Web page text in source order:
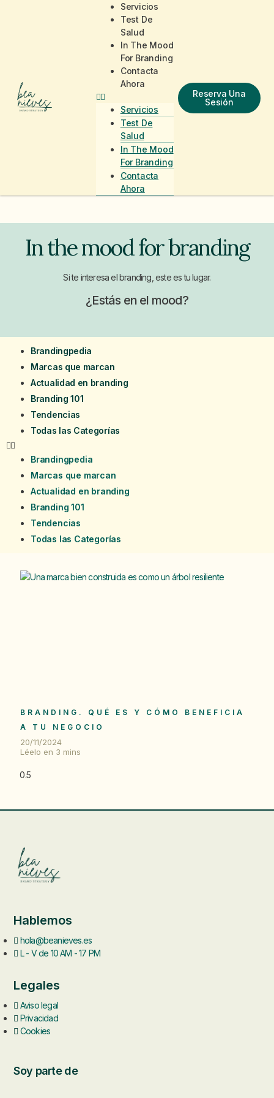
Servicios
Test De
Salud
In The Mood
For Branding
Contacta
Ahora
Servicios
Test De
Salud
In The Mood
For Branding
Contacta
Ahora
Reserva Una
Sesión
In the mood for branding
Si te interesa el branding, este es tu lugar.
¿Estás en el mood?
Brandingpedia
Marcas que marcan
Actualidad en branding
Branding 101
Tendencias
Todas las Categorías
Brandingpedia
Marcas que marcan
Actualidad en branding
Branding 101
Tendencias
Todas las Categorías
BRANDING. QUÉ ES Y CÓMO BENEFICIA
A TU NEGOCIO
20/11/2024
Léelo en 3 mins
Hablemos
hola@beanieves.es
L - V de 10 AM - 17 PM
Legales
Aviso legal
Privacidad
Cookies
Soy parte de